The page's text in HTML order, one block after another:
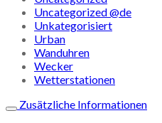
Uncategorized @de
Unkategorisiert
Urban
Wanduhren
Wecker
Wetterstationen
Zusätzliche Informationen